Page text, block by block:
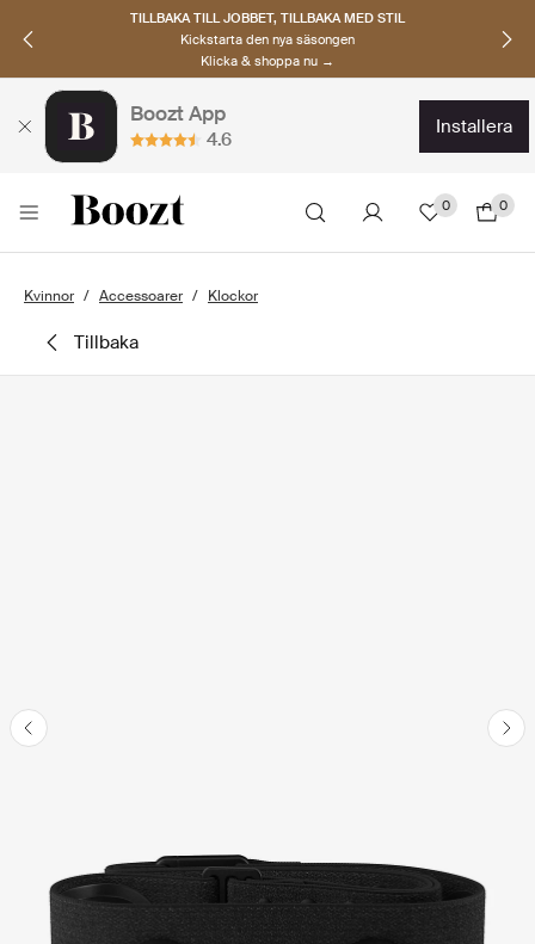
TILLBAKA TILL JOBBET, TILLBAKA MED STIL
Kickstarta den nya säsongen
Klicka & shoppa nu →
Boozt App
4.6
installera
0 0
Kvinnor Accessoarer Klockor
tillbaka